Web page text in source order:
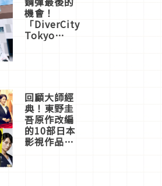
機會！
「DiverCity
Tokyo
體驗
回顧大師經
典！東野圭
吾原作改編
的10部日本
影視作品推